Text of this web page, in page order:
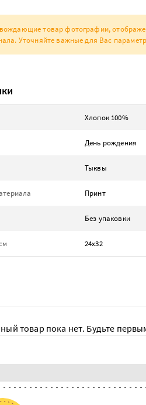
товар фотографии,
Уточняйте важные для Вас
Хлопок 100%
День рождения
Тыквы
Принт
Без упаковки
24х32
товар пока нет. Будьте